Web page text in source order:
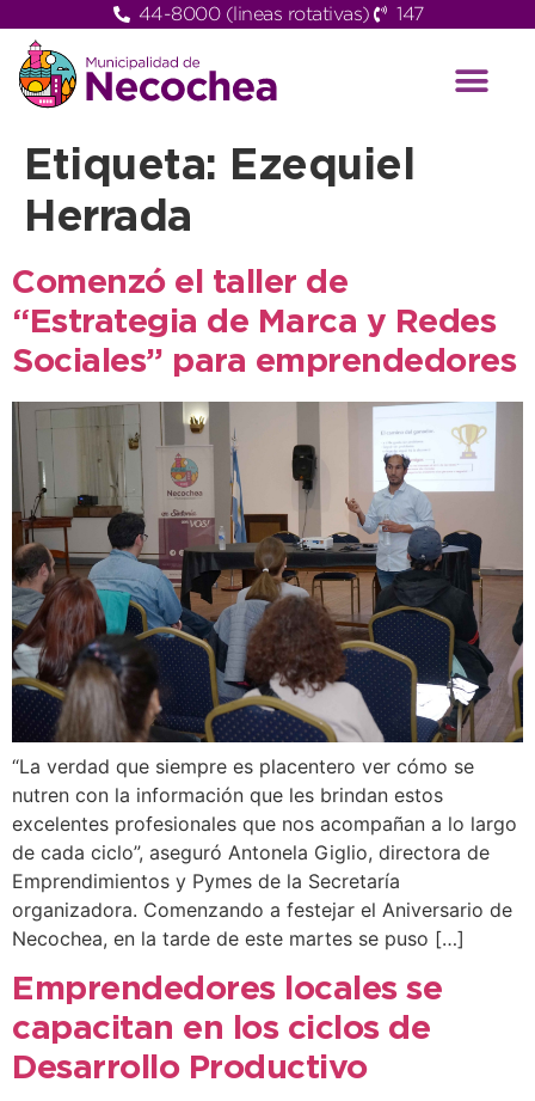
44-8000 (lineas rotativas) 147
Etiqueta:
Ezequiel
Herrada
Comenzó el taller de
“Estrategia de Marca y Redes
Sociales” para emprendedores
“La verdad que siempre es placentero ver cómo se
nutren con la información que les brindan estos
excelentes profesionales que nos acompañan a lo largo
de cada ciclo”, aseguró Antonela Giglio, directora de
Emprendimientos y Pymes de la Secretaría
organizadora. Comenzando a festejar el Aniversario de
Necochea, en la tarde de este martes se puso […]
Emprendedores locales se
capacitan en los ciclos de
Desarrollo Productivo